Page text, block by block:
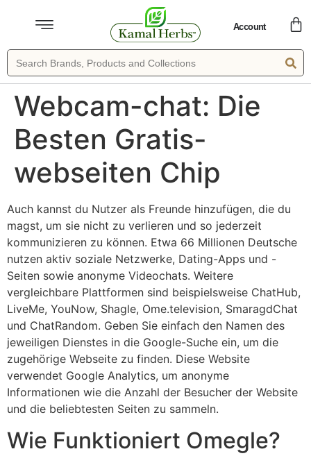
Account
Webcam-chat: Die
Besten Gratis-
webseiten Chip
Auch kannst du Nutzer als Freunde hinzufügen, die du
magst, um sie nicht zu verlieren und so jederzeit
kommunizieren zu können. Etwa 66 Millionen Deutsche
nutzen aktiv soziale Netzwerke, Dating-Apps und -
Seiten sowie anonyme Videochats. Weitere
vergleichbare Plattformen sind beispielsweise ChatHub,
LiveMe, YouNow, Shagle, Ome.television, SmaragdChat
und ChatRandom. Geben Sie einfach den Namen des
jeweiligen Dienstes in die Google-Suche ein, um die
zugehörige Webseite zu finden. Diese Website
verwendet Google Analytics, um anonyme
Informationen wie die Anzahl der Besucher der Website
und die beliebtesten Seiten zu sammeln.
Wie Funktioniert Omegle?